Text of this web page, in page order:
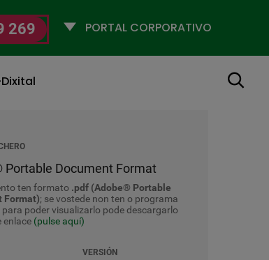
269
Selecciona
Buscar
Portable Document Format
ten formato .pdf (Adobe® Portable
Format); se vostede non ten o programa
para poder visualizarlo pode descargarlo
enlace (pulse aquí)
VERSIÓN